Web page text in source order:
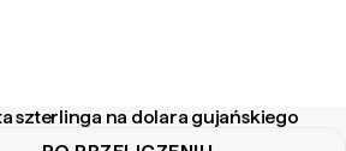
szterlinga na dolara gujańskiego